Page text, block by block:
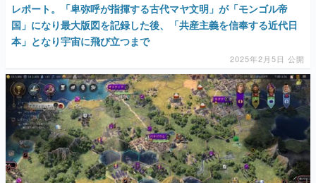
2025年2月5日 公開